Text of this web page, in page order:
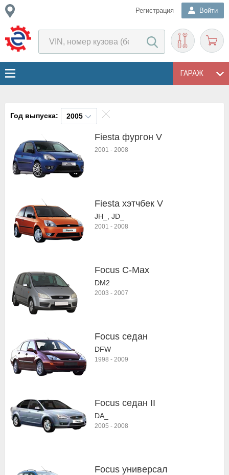
Регистрация Войти
ГАРАЖ
Год выпуска: 2005
Fiesta фургон V
2001 - 2008
Fiesta хэтчбек V
JH_, JD_
2001 - 2008
Focus C-Max
DM2
2003 - 2007
Focus седан
DFW
1998 - 2009
Focus седан II
DA_
2005 - 2008
Focus универсал